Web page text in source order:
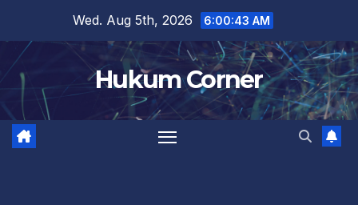
content
Wed. Aug 5th, 2026 6:00:44 AM
Hukum Corner